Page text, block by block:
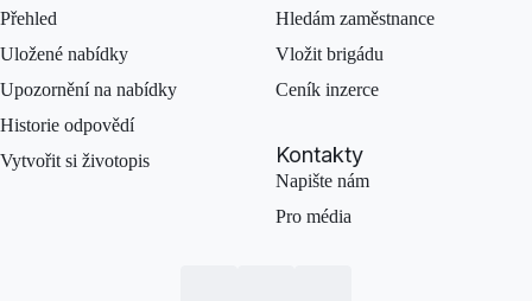
Přehled
Uložené nabídky
Upozornění na nabídky
Historie odpovědí
Vytvořit si životopis
Hledám zaměstnance
Vložit brigádu
Ceník inzerce
Kontakty
Napište nám
Pro média